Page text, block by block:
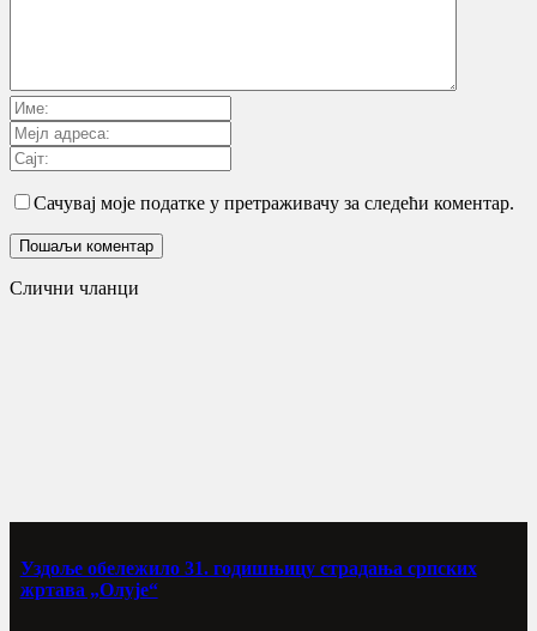
Сачувај моје податке у претраживачу за следећи коментар.
Слични чланци
Уздоље обележило 31. годишњицу страдања српских
жртава „Олује“